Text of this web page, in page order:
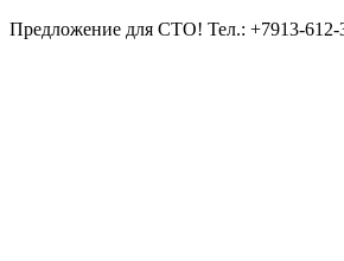
Предложение для СТО! Тел.: +7913-612-